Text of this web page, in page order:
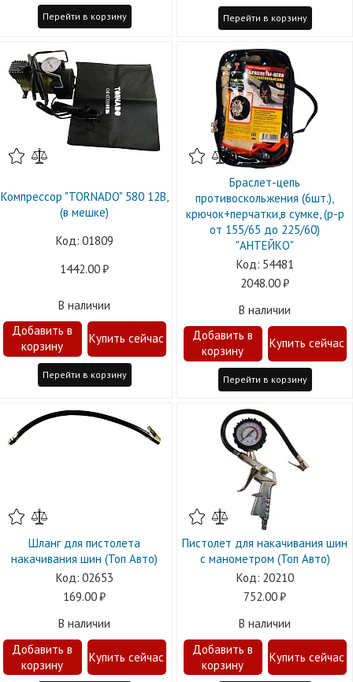
Перейти в корзину Перейти в корзину
Компрессор "TORNADO" 580 12B,
(в мешке)
01809
1442.00
В наличии
Перейти в корзину
Браслет-цепь
противоскольжения (6шт.),
крючок+перчатки,в сумке, (р-р
от 155/65 до 225/60)
"АНТЕЙКО"
54481
2048.00
В наличии
Перейти в корзину
Шланг для пистолета
накачивания шин (Топ Авто)
02653
169.00
В наличии
Пистолет для накачивания шин
с манометром (Топ Авто)
20210
752.00
В наличии